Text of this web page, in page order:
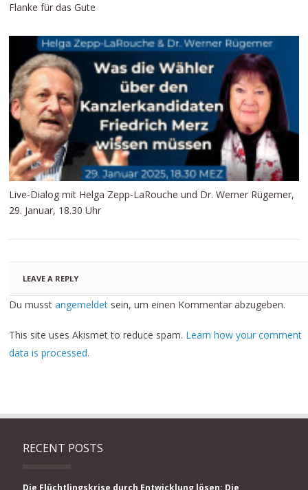
Flanke für das Gute
Live-Dialog mit Helga Zepp-LaRouche und Dr. Werner Rügemer,
29. Januar, 18.30 Uhr
LEAVE A REPLY
Du musstangemeldet sein, um einen Kommentar abzugeben.
This site uses Akismet to reduce spam. Learn how your comment
data is processed.
RECENT POSTS